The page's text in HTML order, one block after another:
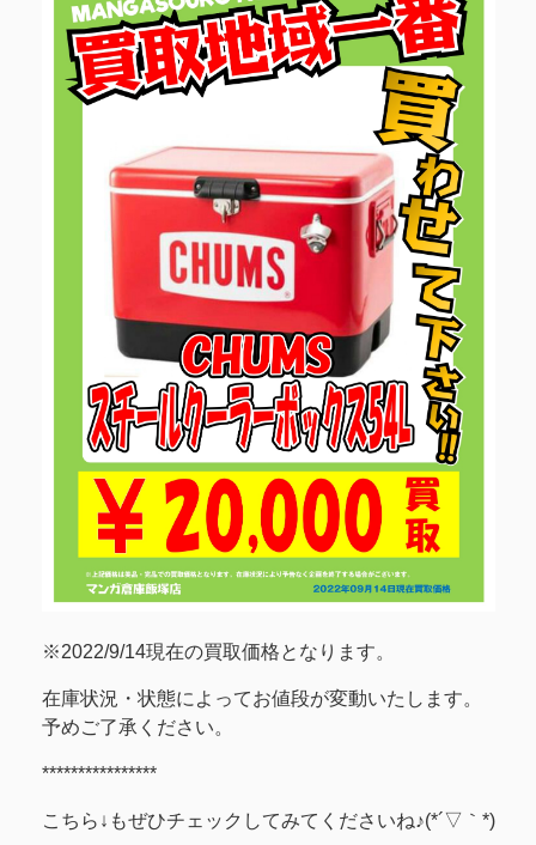
※2022/9/14現在の買取価格となります。
在庫状況・状態によってお値段が変動いたします。
予めご了承ください。
****************
こちら↓もぜひチェックしてみてくださいね♪(*´▽｀*)